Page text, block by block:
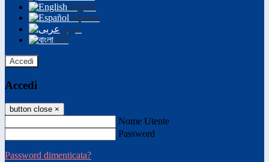
English
Español
عربى
বাংলা
Accedi
Accedi
button close ×
Nome Utente
Password
Password dimenticata?